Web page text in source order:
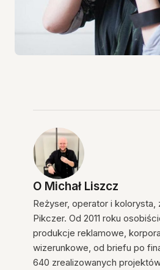
O Michał Liszcz
Reżyser, operator i kolorysta,
Pikczer. Od 2011 roku
produkcje reklamowe,
wizerunkowe, od briefu po
640 zrealizowanych